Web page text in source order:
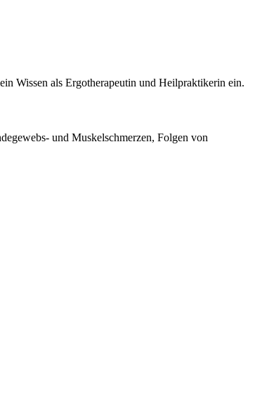
Wissen als Ergotherapeutin und Heilpraktikerin ein.
und Muskelschmerzen, Folgen von